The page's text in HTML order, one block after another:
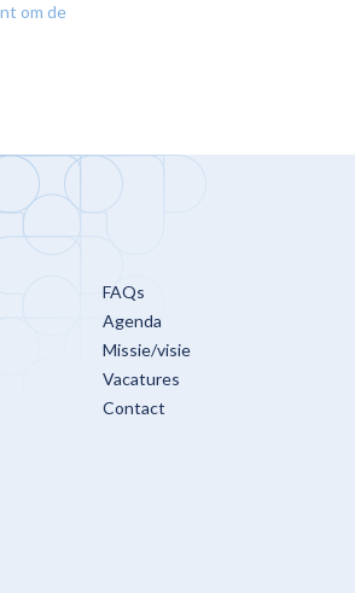
om de
FAQs
Agenda
Missie/visie
Vacatures
Contact